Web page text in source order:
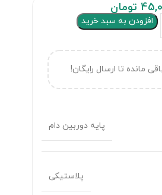
تومان
افزودن به سبد خرید
مانده تا ارسال رایگان!
پایه دوربین دام
پلاستیکی